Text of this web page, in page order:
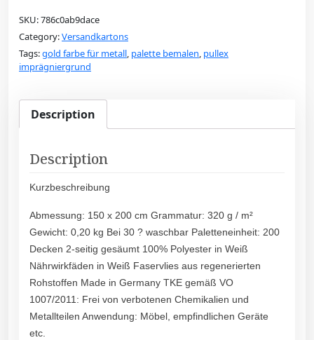
SKU:786c0ab9dace
Category:Versandkartons
Tags:gold farbe für metall, palette bemalen, pullex
imprägniergrund
Description
Description
Kurzbeschreibung
Abmessung: 150 x 200 cm Grammatur: 320 g / m²
Gewicht: 0,20 kg Bei 30 ? waschbar Paletteneinheit: 200
Decken 2-seitig gesäumt 100% Polyester in Weiß
Nährwirkfäden in Weiß Faservlies aus regenerierten
Rohstoffen Made in Germany TKE gemäß VO
1007/2011: Frei von verbotenen Chemikalien und
Metallteilen Anwendung: Möbel, empfindlichen Geräte
etc.